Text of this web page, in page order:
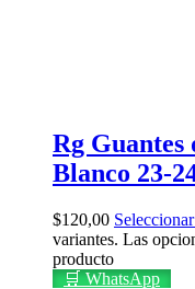
Rg Guantes
Blanco 23-
$120,00
variantes. Las
producto
🛒 WhatsApp